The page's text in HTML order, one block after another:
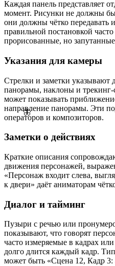
🦋
Каждая панель представляет
момент. Рисунки не должны
они должны чётко
правильной постановкой
прорисованные, но
Указания для камеры
Стрелки и заметки
панорамы, наклоны и трекинг-
может показывать
направление панорамы. Эти
операторов и композиторов.
Заметки о действиях
Краткие описания
движения персонажей,
«Персонаж входит слева,
к двери» даёт аниматорам
Диалог и тайминг
Пузыри с речью или
показывают, что говорят
часто измеряемые в кадрах
долго длится каждый кадр.
может быть «Сцена 12, Кадр 3: